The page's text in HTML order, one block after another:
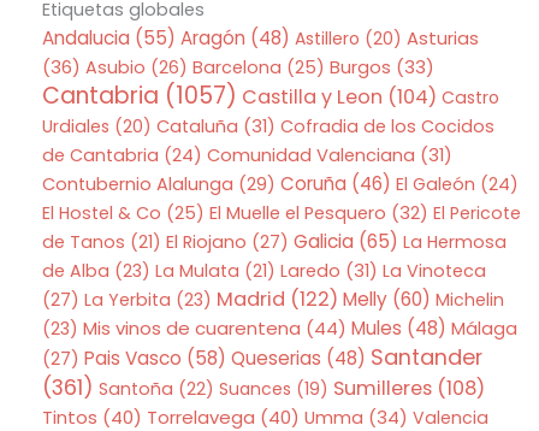
Etiquetas globales
Andalucia (55) Aragón (48) Astillero (20) Asturias
(36) Asubio (26) Barcelona (25) Burgos (33)
Cantabria (1057) Castilla y Leon (104) Castro
Urdiales (20) Cataluña (31) Cofradia de los Cocidos
de Cantabria (24) Comunidad Valenciana (31)
Contubernio Alalunga (29) Coruña (46) El Galeón (24)
El Hostel & Co (25) El Muelle el Pesquero (32) El Pericote
de Tanos (21) El Riojano (27) Galicia (65) La Hermosa
de Alba (23) La Mulata (21) Laredo (31) La Vinoteca
(27) La Yerbita (23) Madrid (122) Melly(60) Michelin
(23) Mis vinos de cuarentena (44) Mules (48) Málaga
(27) Pais Vasco (58) Queserias (48) Santander
(361) Santoña (22) Suances (19) Sumilleres(108)
Tintos (40) Torrelavega (40) Umma (34) Valencia